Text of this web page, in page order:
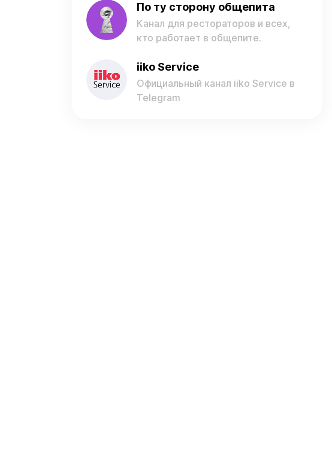
По ту сторону общепита
Канал для рестораторов и всех,
кто работает в общепите.
iiko Service
Официальный канал iiko Service в
Telegram